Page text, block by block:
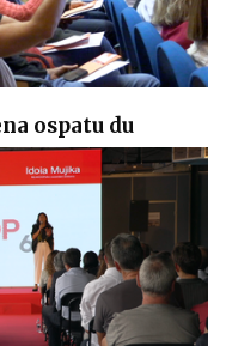
ospatu du